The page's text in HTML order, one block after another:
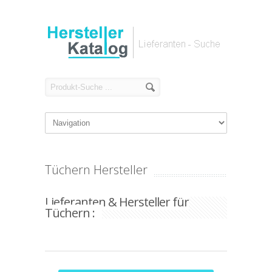
Tüchern Hersteller
Lieferanten & Hersteller für
Tüchern :